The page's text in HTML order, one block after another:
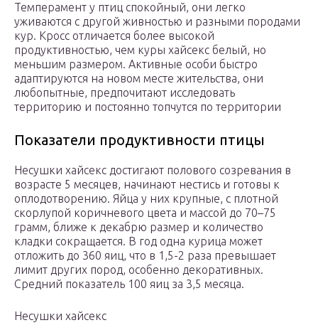
Темперамент у птиц спокойный, они легко
уживаются с другой живностью и разными породами
кур. Кросс отличается более высокой
продуктивностью, чем куры хайсекс белый, но
меньшим размером. Активные особи быстро
адаптируются на новом месте жительства, они
любопытные, предпочитают исследовать
территорию и постоянно топчутся по территории
Показатели продуктивности птицы
Несушки хайсекс достигают полового созревания в
возрасте 5 месяцев, начинают нестись и готовы к
оплодотворению. Яйца у них крупные, с плотной
скорлупой коричневого цвета и массой до 70–75
грамм, ближе к декабрю размер и количество
кладки сокращается. В год одна курица может
отложить до 360 яиц, что в 1,5-2 раза превышает
лимит других пород, особенно декоративных.
Средний показатель 100 яиц за 3,5 месяца.
Несушки хайсекс